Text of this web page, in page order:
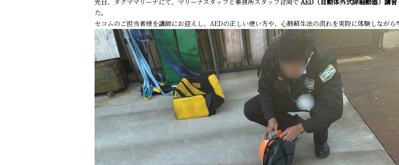
o
k
た。
セコムのご担当者様を講師にお迎えし、AEDの正しい使い方や、心肺蘇生法の流れを実際に体験しながら